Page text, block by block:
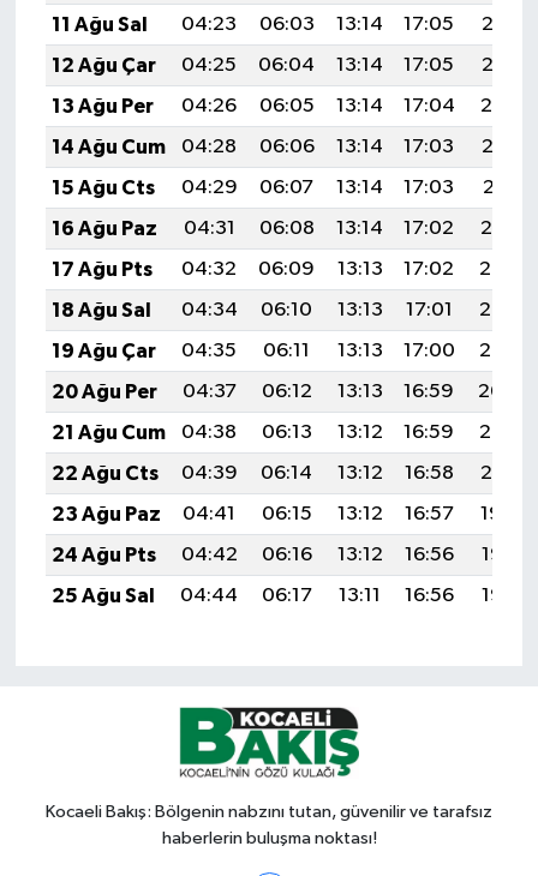
11 Ağu Sal
04:23 06:03 13:14 17:05
20:16
12 Ağu Çar
04:25 06:04 13:14 17:05
20:15
13 Ağu Per
04:26 06:05 13:14 17:04
20:14
14 Ağu Cum
04:28 06:06 13:14 17:03
20:12
15 Ağu Cts
04:29 06:07 13:14 17:03
20:11
16 Ağu Paz
04:31 06:08 13:14 17:02
20:10
17 Ağu Pts
04:32 06:09 13:13 17:02
20:08
18 Ağu Sal
04:34 06:10 13:13 17:01
20:07
19 Ağu Çar
04:35 06:11 13:13 17:00
20:05
20 Ağu Per
04:37 06:12 13:13 16:59
20:04
21 Ağu Cum
04:38 06:13 13:12 16:59
20:02
22 Ağu Cts
04:39 06:14 13:12 16:58
20:01
23 Ağu Paz
04:41 06:15 13:12 16:57
19:59
24 Ağu Pts
04:42 06:16 13:12 16:56
19:58
25 Ağu Sal
04:44 06:17 13:11 16:56 19:56
Kocaeli Bakış: Bölgenin nabzını tutan, güvenilir ve tarafsız
haberlerin buluşma noktası!